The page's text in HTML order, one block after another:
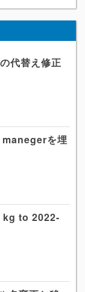
代替え修正
を埋
kg to 2022-